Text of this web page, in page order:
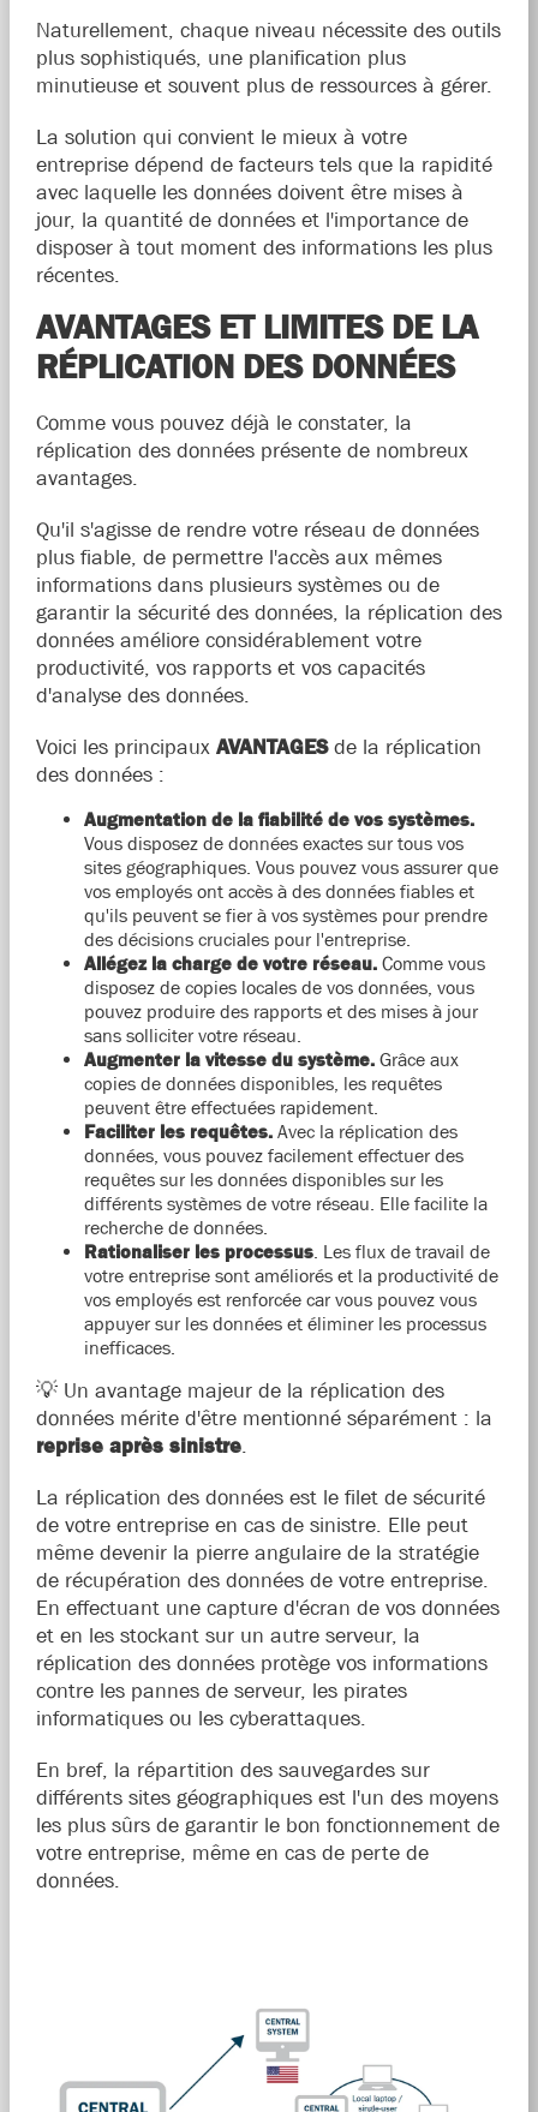
Naturellement, chaque niveau nécessite des outils
plus sophistiqués, une planification plus
minutieuse et souvent plus de ressources à gérer.
La solution qui convient le mieux à votre
entreprise dépend de facteurs tels que la rapidité
avec laquelle les données doivent être mises à
jour, la quantité de données et l'importance de
disposer à tout moment des informations les plus
récentes.
AVANTAGES ET LIMITES DE LA
RÉPLICATION DES DONNÉES
Comme vous pouvez déjà le constater, la
réplication des données présente de nombreux
avantages.
Qu'il s'agisse de rendre votre réseau de données
plus fiable, de permettre l'accès aux mêmes
informations dans plusieurs systèmes ou de
garantir la sécurité des données, la réplication des
données améliore considérablement votre
productivité, vos rapports et vos capacités
d'analyse des données.
Voici les principaux AVANTAGESde la réplication
des données :
Augmentation de la fiabilité de vos systèmes.
Vous disposez de données exactes sur tous vos
sites géographiques. Vous pouvez vous assurer que
vos employés ont accès à des données fiables et
qu'ils peuvent se fier à vos systèmes pour prendre
des décisions cruciales pour l'entreprise.
Allégez la charge de votre réseau.Comme vous
disposez de copies locales de vos données, vous
pouvez produire des rapports et des mises à jour
sans solliciter votre réseau.
Augmenter la vitesse du système.Grâce aux
copies de données disponibles, les requêtes
peuvent être effectuées rapidement.
Faciliter les requêtes.Avec la réplication des
données, vous pouvez facilement effectuer des
requêtes sur les données disponibles sur les
différents systèmes de votre réseau. Elle facilite la
recherche de données.
Rationaliser les processus. Les flux de travail de
votre entreprise sont améliorés et la productivité de
vos employés est renforcée car vous pouvez vous
appuyer sur les données et éliminer les processus
inefficaces.
💡 Un avantage majeur de la réplication des
données mérite d'être mentionné séparément : la
reprise après sinistre.
La réplication des données est le filet de sécurité
de votre entreprise en cas de sinistre. Elle peut
même devenir la pierre angulaire de la stratégie
de récupération des données de votre entreprise.
En effectuant une capture d'écran de vos données
et en les stockant sur un autre serveur, la
réplication des données protège vos informations
contre les pannes de serveur, les pirates
informatiques ou les cyberattaques.
En bref, la répartition des sauvegardes sur
différents sites géographiques est l'un des moyens
les plus sûrs de garantir le bon fonctionnement de
votre entreprise, même en cas de perte de
données.